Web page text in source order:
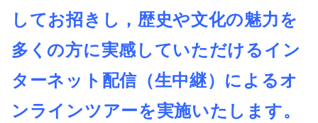
してお招きし，歴史や文化の魅力を
多くの方に実感していただけるイン
ターネット配信（生中継）によるオ
ンラインツアーを実施いたします。